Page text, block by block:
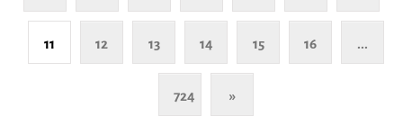
11 12 13 14 15 16 ...
724 »